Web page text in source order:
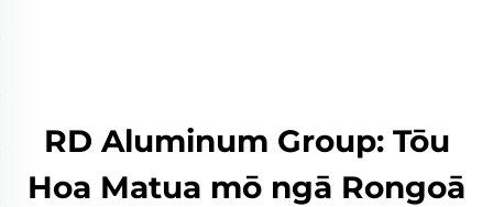
RD Aluminum Group: Tōu
Hoa Matua mō ngā Rongoā